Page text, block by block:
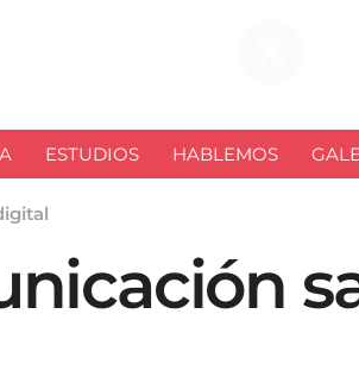
ESTUDIOS HABLEMOS